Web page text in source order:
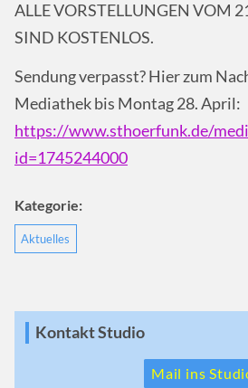
ALLE VORSTELLUNGEN VOM
SIND KOSTENLOS.
Sendung verpasst? Hier zum
Mediathek bis Montag 28. April:
https://www.sthoerfunk.de/
id=1745244000
Kategorie:
Aktuelles
Kontakt Studio
Mail ins